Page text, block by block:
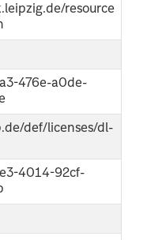
resource
476e-a0de-
def/licenses/dl-
4014-92cf-